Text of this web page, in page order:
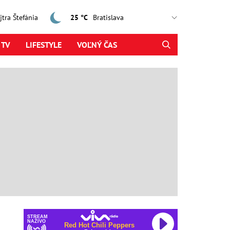
Štefánia 25 °C
LIFESTYLE VOĽNÝ ČAS
STREAM
NAŽIVO
Red Hot Chili Peppers